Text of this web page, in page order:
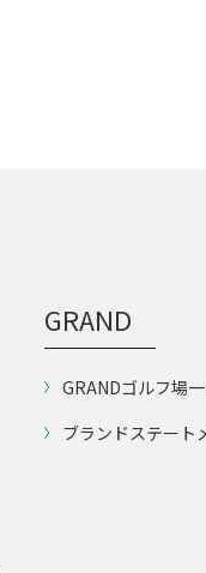
GRAND
GRANDゴルフ場
ブランドステート